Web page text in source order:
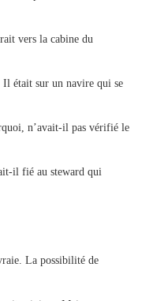
vers la cabine du
était sur un navire qui se
n’avait-il pas vérifié le
il fié au steward qui
La possibilité de